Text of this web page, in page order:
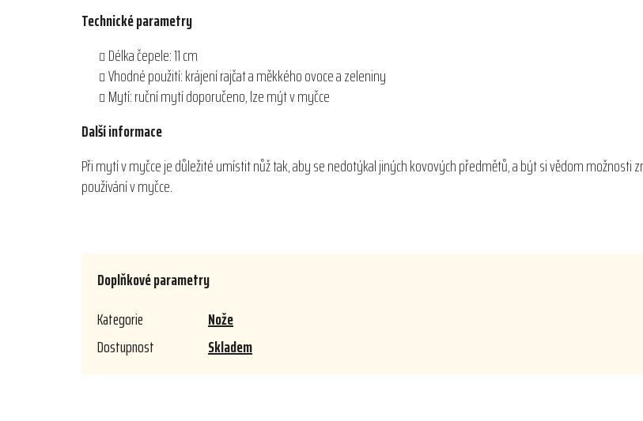
Technické parametry
Délka čepele: 11 cm
Vhodné použití: krájení rajčat a měkkého ovoce a zeleniny
Mytí: ruční mytí doporučeno, lze mýt v myčce
Další informace
Při mytí v myčce je důležité umístit nůž tak, aby se nedotýkal jiných kovových předmětů, a být si vědom
používání v myčce.
Doplňkové parametry
Kategorie
Nože
Dostupnost
Skladem